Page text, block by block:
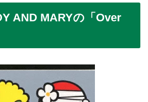
AND MARYの「Over